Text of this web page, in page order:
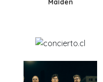
Maiden